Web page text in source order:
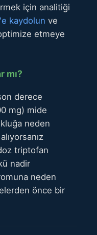
için analitiği
kaydolun ve
etmeye
mı?
derece
mg) mide
neden
triptofan
nadir
neden
önce bir